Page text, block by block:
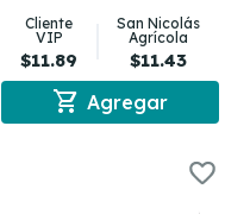
Cliente
VIP
$11.89
San Nicolás
Agrícola
$11.43
shopping_cart Agregar